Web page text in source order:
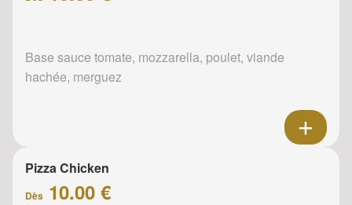
Base sauce tomate, mozzarella, poulet, viande
hachée, merguez
Pizza Chicken
Dès 10.00 €